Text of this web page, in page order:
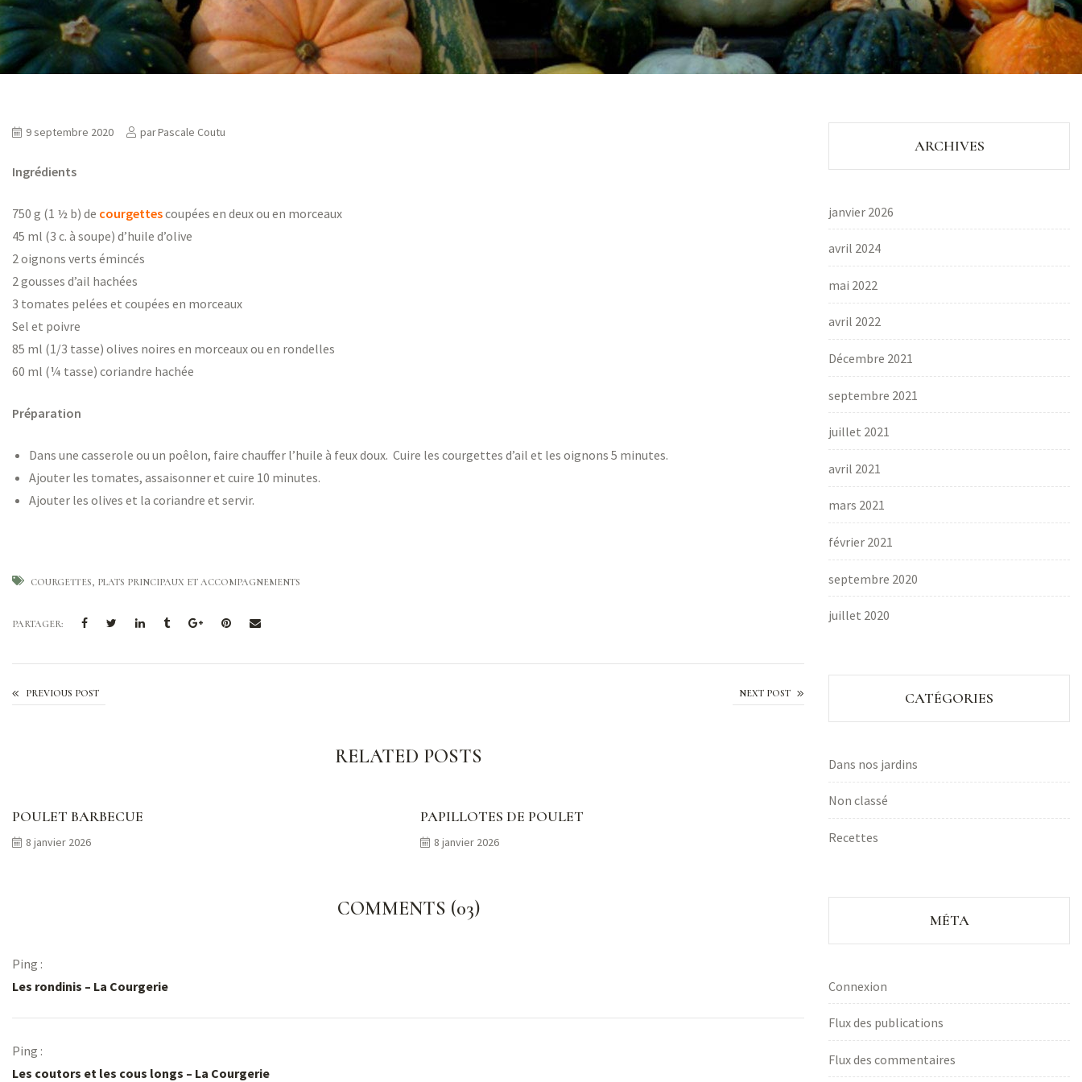
9 septembre 2020 parPascale Coutu
Ingrédients
750 g (1 ½ b) de courgettescoupées en deux ou en morceaux
45 ml (3 c. à soupe) d’huile d’olive
2 oignons verts émincés
2 gousses d’ail hachées
3 tomates pelées et coupées en morceaux
Sel et poivre
85 ml (1/3 tasse) olives noires en morceaux ou en rondelles
60 ml (¼ tasse) coriandre hachée
Préparation
Dans une casserole ou un poêlon, faire chauffer l’huile à feux doux. Cuire les courgettes d’ail et les oignons 5 minutes.
Ajouter les tomates, assaisonner et cuire 10 minutes.
Ajouter les olives et la coriandre et servir.
COURGETTES PLATS PRINCIPAUX ET ACCOMPAGNEMENTS
PARTAGER:
PREVIOUS POST NEXT POST
Mini ratatouille
RELATED POSTS
POULET BARBECUE
8 janvier 2026
PAPILLOTES DE POULET
8 janvier 2026
COMMENTS (03)
Ping :
Les rondinis – La Courgerie
Ping :
Les coutors et les cous longs – La Courgerie
ARCHIVES
janvier 2026
avril 2024
mai 2022
avril 2022
Décembre 2021
septembre 2021
juillet 2021
avril 2021
mars 2021
février 2021
septembre 2020
juillet 2020
CATÉGORIES
Dans nos jardins
Non classé
Recettes
MÉTA
Connexion
Flux des publications
Flux des commentaires